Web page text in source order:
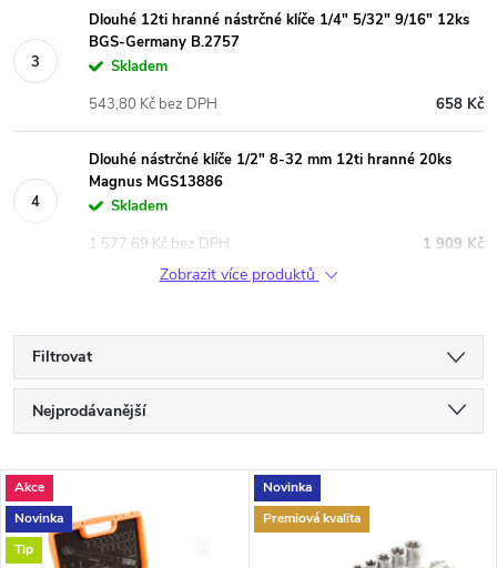
Dlouhé 12ti hranné nástrčné klíče 1/4" 5/32" 9/16" 12ks
BGS-Germany B.2757
Skladem
658 Kč
543,80 Kč bez DPH
Dlouhé nástrčné klíče 1/2" 8-32 mm 12ti hranné 20ks
Magnus MGS13886
Skladem
1 909 Kč
1 577,69 Kč bez DPH
Zobrazit více produktů
Filtrovat
Ř
a
z
Nejprodávanější
Nejdražší
Abecedně
V
ý
Akce
Novinka
Tip
Novinka
Premiová kvalita